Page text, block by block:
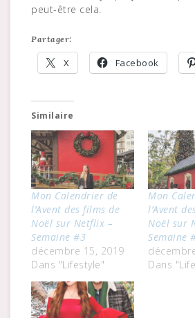
peut-être cela.
Partager:
X Facebook
Similaire
Mon Calendrier de
l’Avent des films de
Noël sur Netflix –
Semaine #3
décembre 15, 2019
Dans "Lifestyle"
Mon
l’Avent
Noël sur
Semaine
Dans